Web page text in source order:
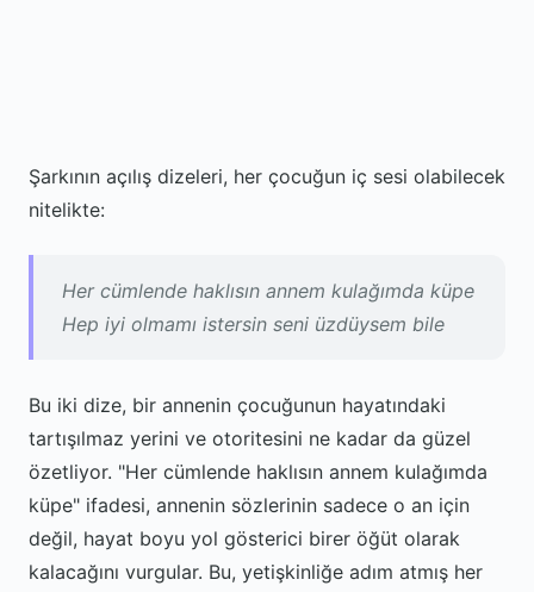
Şarkının açılış dizeleri, her çocuğun iç sesi olabilecek
nitelikte:
Her cümlende haklısın annem kulağımda küpe
Hep iyi olmamı istersin seni üzdüysem bile
Bu iki dize, bir annenin çocuğunun hayatındaki
tartışılmaz yerini ve otoritesini ne kadar da güzel
özetliyor. "Her cümlende haklısın annem kulağımda
küpe" ifadesi, annenin sözlerinin sadece o an için
değil, hayat boyu yol gösterici birer öğüt olarak
kalacağını vurgular. Bu, yetişkinliğe adım atmış her